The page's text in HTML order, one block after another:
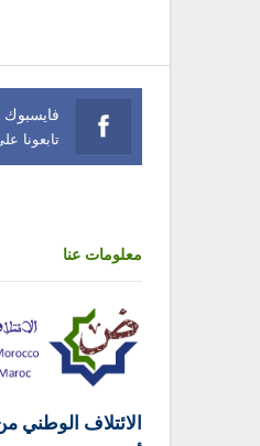
فايسبوك
تابعونا
معلومات عنا
الائتلاف الوطني